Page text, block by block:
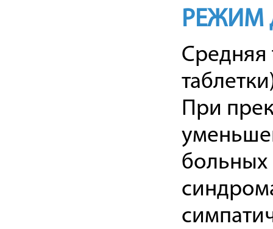
РЕЖИМ
Средняя
При
больных